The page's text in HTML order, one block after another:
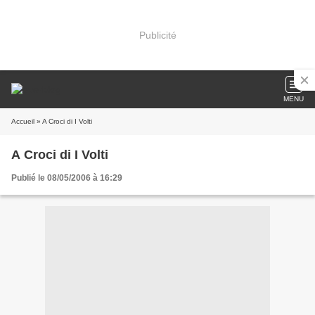
Publicité
MENU
Accueil » A Croci di I Volti
A Croci di I Volti
Publié le 08/05/2006 à 16:29